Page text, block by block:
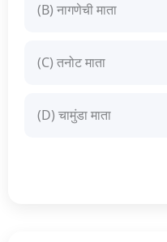
(B) नागणेची माता
(C) तनोट माता
(D) चामुंडा माता